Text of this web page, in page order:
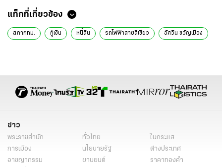
แท็กที่เกี่ยวข้อง
สภากทม. กู้เงิน หนี้สิน รถไฟฟ้าสายสีเขียว อัศวิน ขวัญเมือง
ข่าว
พระราชสำนัก ทั่วไทย
ในกระแส
การเมือง
นโยบายรัฐ
ต่างประเทศ
อาชญากรรม
ยานยนต์
ราคาทองคำ